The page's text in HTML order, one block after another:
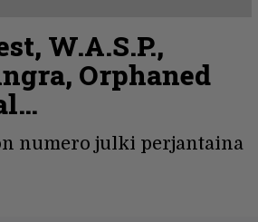
W.A.S.P.,
Orphaned
numero julki perjantaina